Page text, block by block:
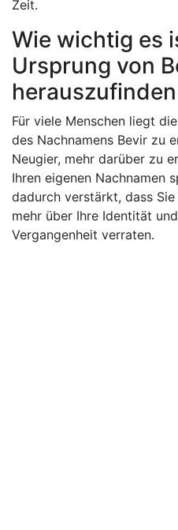
Zeit.
Wie wichtig es
Ursprung von
Für viele Menschen liegt
des Nachnamens Bevir zu
Neugier, mehr darüber zu
Ihren eigenen Nachnamen
dadurch verstärkt, dass
mehr über Ihre Identität
Vergangenheit verraten.